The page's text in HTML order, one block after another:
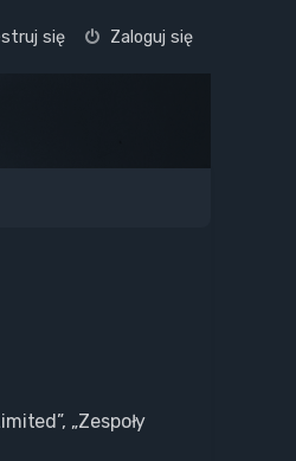
Zaloguj się
się
„Zespoły